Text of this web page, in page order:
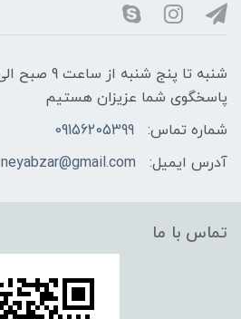
پاسخگوی شما عزیزان هستیم
شماره تماس:
09156205399
آدرس ایمیل:
neyabzar@gmail.com
تماس با ما